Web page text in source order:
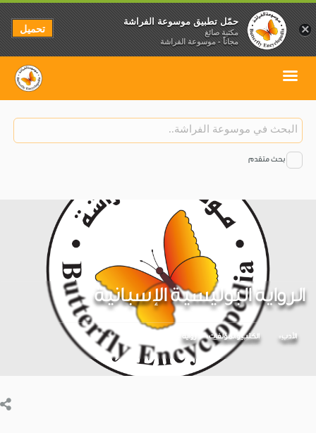
بحث متقدم
الرواية البوليسية الإسبانية
الأدب الكتب والمؤلفات رواية
×
حمّل تطبيق موسوعة الفراشة
مكتبة صائغ
مجاناً - موسوعة الفراشة
تحميل